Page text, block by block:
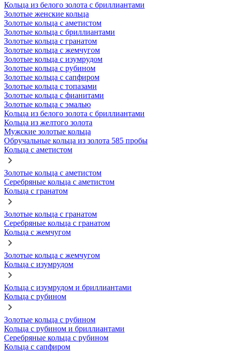
Кольца из белого золота с бриллиантами
Золотые женские кольца
Золотые кольца с аметистом
Золотые кольца с бриллиантами
Золотые кольца с гранатом
Золотые кольца с жемчугом
Золотые кольца с изумрудом
Золотые кольца с рубином
Золотые кольца с сапфиром
Золотые кольца с топазами
Золотые кольца с фианитами
Золотые кольца с эмалью
Кольца из белого золота с бриллиантами
Кольца из желтого золота
Мужские золотые кольца
Обручальные кольца из золота 585 пробы
Кольца с аметистом
Золотые кольца с аметистом
Серебряные кольца с аметистом
Кольца с гранатом
Золотые кольца с гранатом
Серебряные кольца с гранатом
Кольца с жемчугом
Золотые кольца с жемчугом
Кольца с изумрудом
Кольца с изумрудом и бриллиантами
Кольца с рубином
Золотые кольца с рубином
Кольца с рубином и бриллиантами
Серебряные кольца с рубином
Кольца с сапфиром